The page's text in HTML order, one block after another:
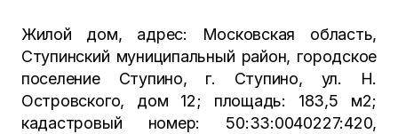
Жилой дом, адрес: Московская область,
Ступинский муниципальный район, городское
поселение Ступино, г. Ступино, ул. Н.
Островского, дом 12; площадь: 183,5 м2;
кадастровый номер: 50:33:0040227:420,